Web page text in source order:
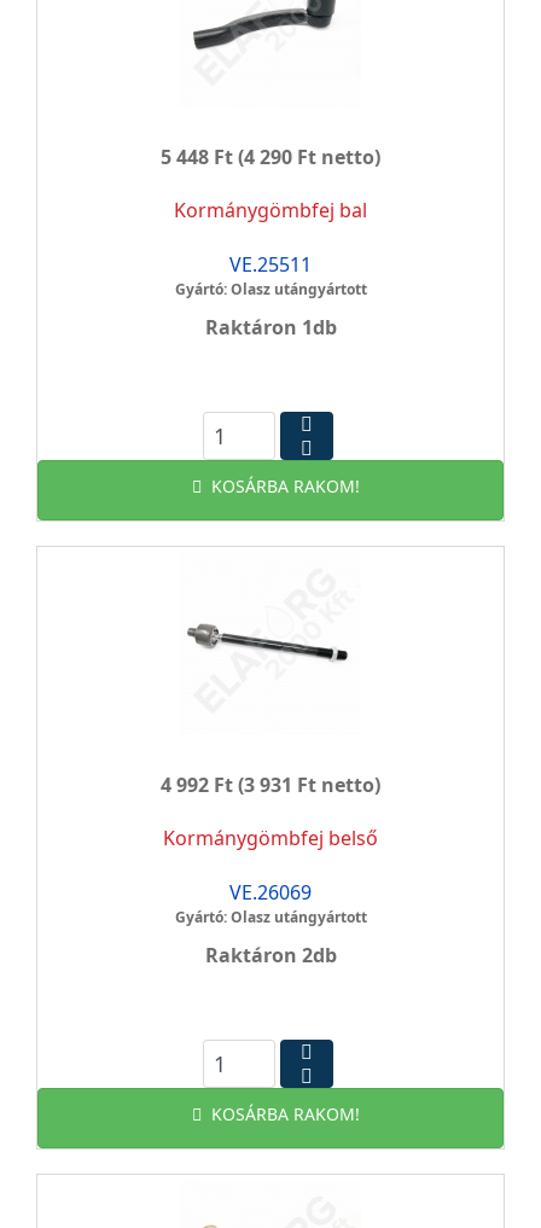
5 448 Ft(4 290 Ft netto)
Kormánygömbfej bal
VE.25511
Gyártó: Olasz utángyártott
Raktáron 1db
KOSÁRBA RAKOM!
4 992 Ft(3 931 Ft netto)
Kormánygömbfej belső
VE.26069
Gyártó: Olasz utángyártott
Raktáron 2db
KOSÁRBA RAKOM!